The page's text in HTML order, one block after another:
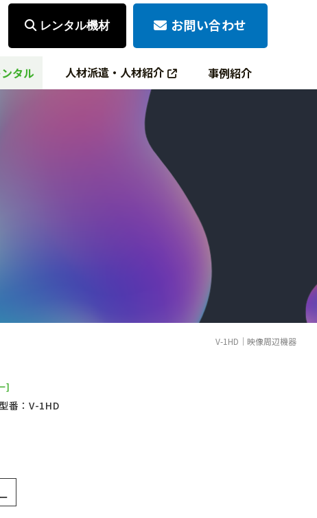
レンタル機材 お問い合わせ
タル 人材派遣・人材紹介 事例紹介
V-1HD｜映像周辺機器
]
番：V-1HD